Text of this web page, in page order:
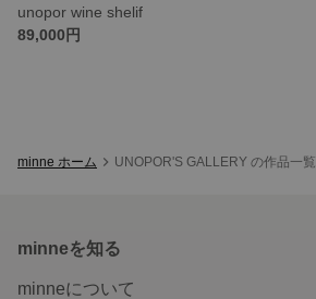
unopor wine shelif
89,000円
minne ホーム UNOPOR'S GALLERY の作品一覧
minneを知る
minneについて